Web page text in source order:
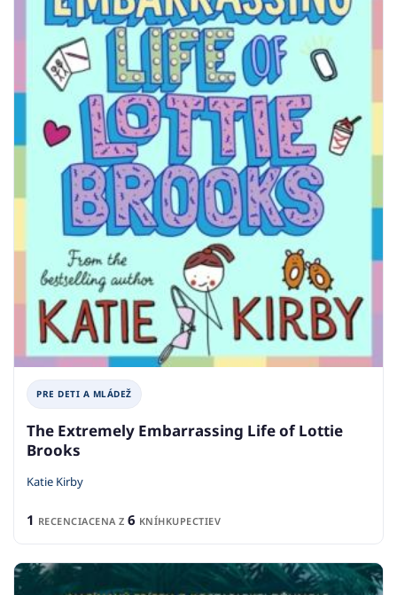
PRE DETI A MLÁDEŽ
The Extremely Embarrassing Life of Lottie
Brooks
Katie Kirby
1 RECENCIACENA Z 6 KNÍHKUPECTIEV